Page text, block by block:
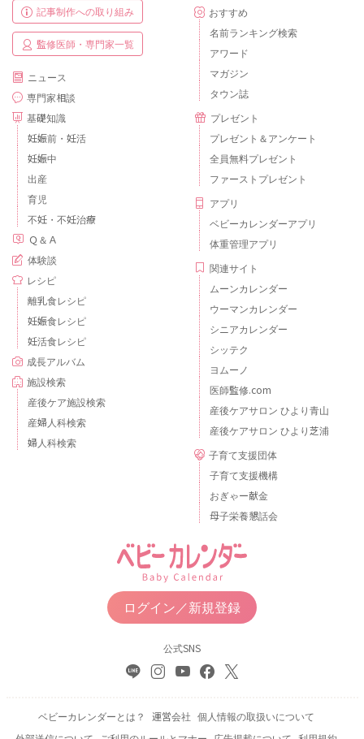
記事制作への取り組み
監修医師・専門家一覧
ニュース
専門家相談
基礎知識
妊娠前・妊活
妊娠中
出産
育児
不妊・不妊治療
Ｑ＆Ａ
体験談
レシピ
離乳食レシピ
妊娠食レシピ
妊活食レシピ
成長アルバム
施設検索
産後ケア施設検索
産婦人科検索
婦人科検索
おすすめ
名前ランキング検索
アワード
マガジン
タウン誌
プレゼント
プレゼント＆アンケート
全員無料プレゼント
ファーストプレゼント
アプリ
ベビーカレンダーアプリ
体重管理アプリ
関連サイト
ムーンカレンダー
ウーマンカレンダー
シニアカレンダー
シッテク
ヨムーノ
医師監修.com
産後ケアサロン ひより青山
産後ケアサロン ひより芝浦
子育て支援団体
子育て支援機構
おぎゃー献金
母子栄養懇話会
ログイン／新規登録
公式SNS
ベビーカレンダーとは？ 運営会社 個人情報の取扱いについて